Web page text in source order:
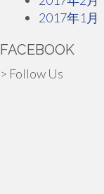
2017年1月
FACEBOOK
> Follow Us